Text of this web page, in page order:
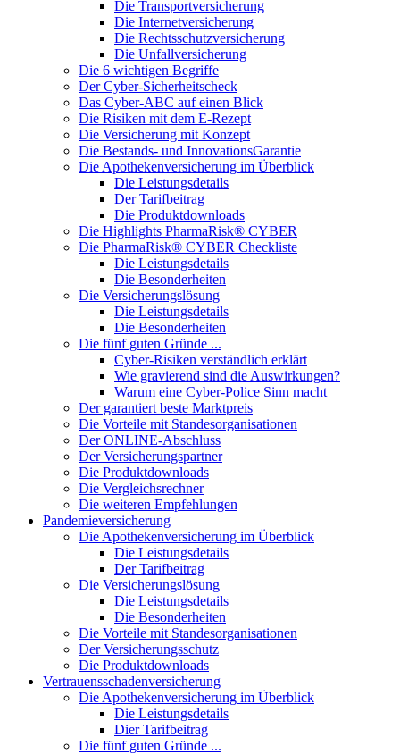
Die Transportversicherung
Die Internetversicherung
Die Rechtsschutzversicherung
Die Unfallversicherung
Die 6 wichtigen Begriffe
Der Cyber-Sicher­heits­check
Das Cyber-ABC auf einen Blick
Die Risiken mit dem E-Rezept
Die Versicherung mit Konzept
Die Bestands- und InnovationsGarantie
Die Apothekenversicherung im Überblick
Die Leistungsdetails
Der Tarifbeitrag
Die Produktdownloads
Die Highlights PharmaRisk® CYBER
Die PharmaRisk® CYBER Checkliste
Die Leistungsdetails
Die Besonderheiten
Die Versicherungslösung
Die Leistungsdetails
Die Besonderheiten
Die fünf guten Gründe ...
Cyber-Risiken verständlich erklärt
Wie gravierend sind die Auswirkungen?
Warum eine Cyber-Police Sinn macht
Der garantiert beste Marktpreis
Die Vorteile mit Standesorganisationen
Der ONLINE-Abschluss
Der Versicherungspartner
Die Produktdownloads
Die Vergleichsrechner
Die weiteren Empfehlungen
Pandemieversicherung
Die Apothekenversicherung im Überblick
Die Leistungsdetails
Der Tarifbeitrag
Die Versicherungslösung
Die Leistungsdetails
Die Besonderheiten
Die Vorteile mit Standesorganisationen
Der Versicherungsschutz
Die Produktdownloads
Vertrauensschadenversicherung
Die Apothekenversicherung im Überblick
Die Leistungsdetails
Dier Tarifbeitrag
Die fünf guten Gründe ...